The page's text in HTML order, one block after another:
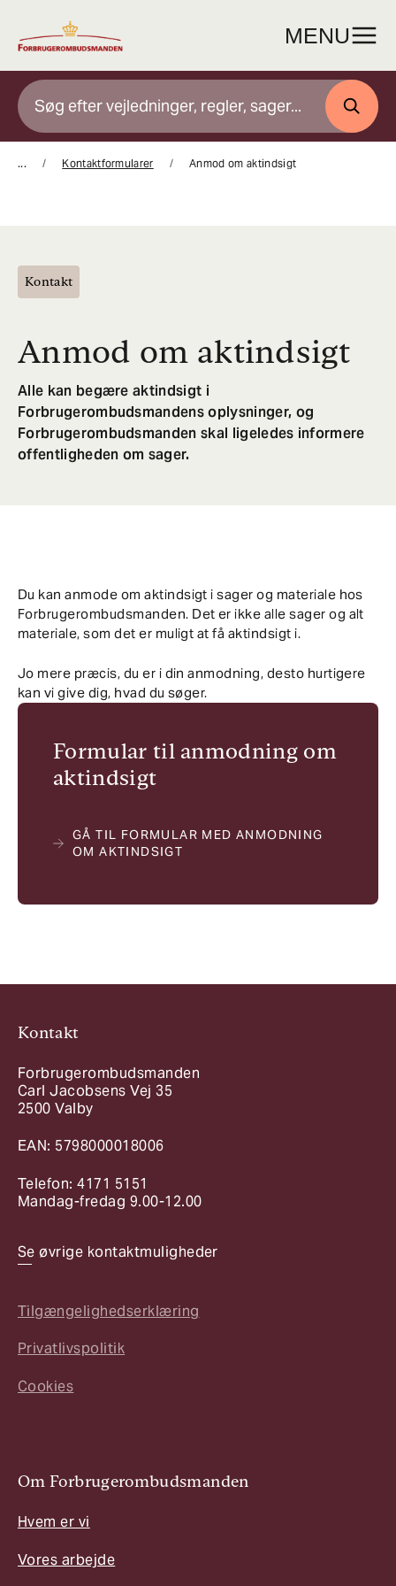
indhold
MENU
SØG
... Kontaktformularer Anmod om aktindsigt
Kontakt
Anmod om aktindsigt
Alle kan begære aktindsigt i
Forbrugerombudsmandens oplysninger, og
Forbrugerombudsmanden skal ligeledes informere
offentligheden om sager.
Du kan anmode om aktindsigt i sager og materiale hos
Forbrugerombudsmanden. Det er ikke alle sager og alt
materiale, som det er muligt at få aktindsigt i.
Jo mere præcis, du er i din anmodning, desto hurtigere
kan vi give dig, hvad du søger.
Formular til anmodning om
aktindsigt
GÅ TIL FORMULAR MED ANMODNING
OM AKTINDSIGT
Kontakt
Forbrugerombudsmanden
Carl Jacobsens Vej 35
2500 Valby
EAN: 5798000018006
Telefon: 4171 5151
Mandag-fredag 9.00-12.00
Se øvrige kontaktmuligheder
Tilgængelighedserklæring
Privatlivspolitik
Cookies
Om Forbrugerombudsmanden
Hvem er vi
Vores arbejde